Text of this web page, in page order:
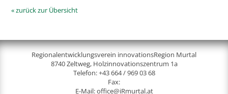
« zurück zur Übersicht
Regionalentwicklungsverein innovationsRegion Murtal
8740 Zeltweg, Holzinnovationszentrum 1a
Telefon:+43 664 / 969 03 68
Fax:
E-Mail:office@iRmurtal.at